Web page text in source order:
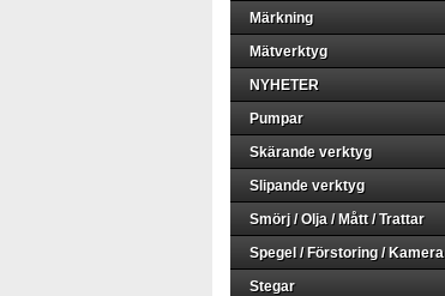
Märkning
Mätverktyg
NYHETER
Pumpar
Skärande verktyg
Slipande verktyg
Smörj / Olja / Mått / Trattar
Spegel / Förstoring / Kamera
Stegar